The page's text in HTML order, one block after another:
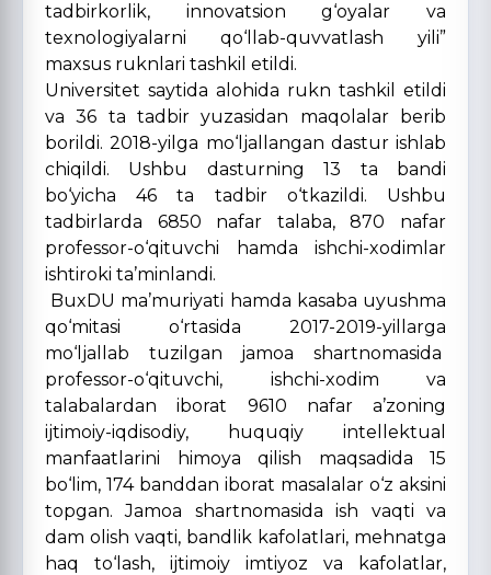
tadbirkorlik, innovatsion g‘oyalar va
texnologiyalarni qo‘llab-quvvatlash yili”
maxsus ruknlari tashkil etildi.
Universitet saytida alohida rukn tashkil etildi
va 36 ta tadbir yuzasidan maqolalar berib
borildi. 2018-yilga mo‘ljallangan dastur ishlab
chiqildi. Ushbu dasturning 13 ta bandi
bo‘yicha 46 ta tadbir o‘tkazildi. Ushbu
tadbirlarda 6850 nafar talaba, 870 nafar
professor-o‘qituvchi hamda ishchi-xodimlar
ishtiroki ta’minlandi.
BuxDU ma’muriyati hamda kasaba uyushma
qo‘mitasi o‘rtasida 2017-2019-yillarga
mo‘ljallab tuzilgan jamoa shartnomasida
professor-o‘qituvchi, ishchi-xodim va
talabalardan iborat 9610 nafar a’zoning
ijtimoiy-iqdisodiy, huquqiy intellektual
manfaatlarini himoya qilish maqsadida 15
bo‘lim, 174 banddan iborat masalalar o‘z aksini
topgan. Jamoa shartnomasida ish vaqti va
dam olish vaqti, bandlik kafolatlari, mehnatga
haq to‘lash, ijtimoiy imtiyoz va kafolatlar,